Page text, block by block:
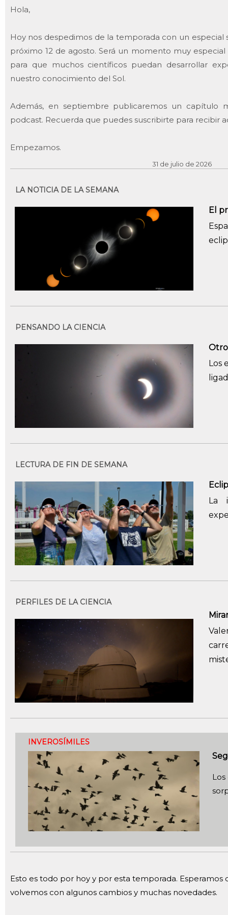
Hola,
Hoy nos despedimos de la temporada con un
próximo 12 de agosto. Será un momento muy
para que muchos científicos puedan desarrollar
nuestro conocimiento del Sol.
Además, en septiembre publicaremos un capítulo
podcast. Recuerda que puedes suscribirte para recibir
Empezamos.
31 de julio de 2026
LA NOTICIA DE LA SEMANA
El
PENSANDO LA CIENCIA
Los
LECTURA DE FIN DE SEMANA
La
PERFILES DE LA CIENCIA
INVEROSÍMILES
Esto es todo por hoy y por esta temporada. Esperamos
volvemos con algunos cambios y muchas novedades.